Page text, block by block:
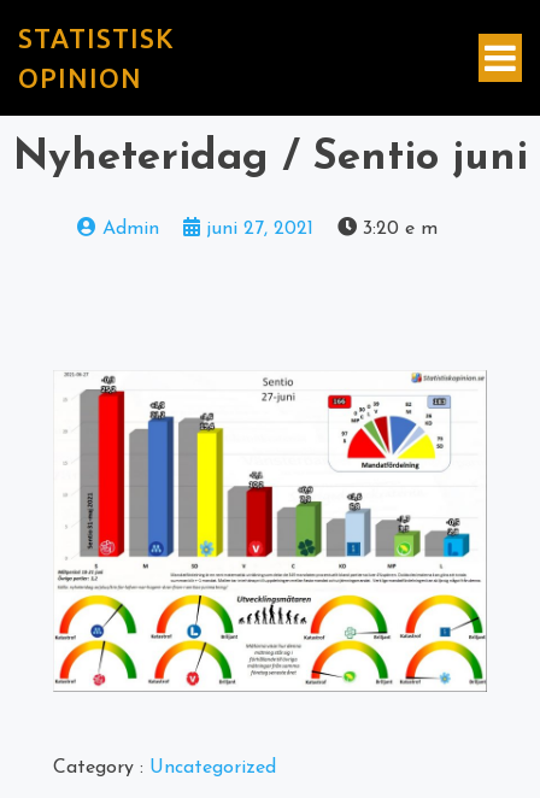
STATISTISK
OPINION
Nyheteridag / Sentio juni
Admin juni 27, 2021 3:20 e m
Category : Uncategorized